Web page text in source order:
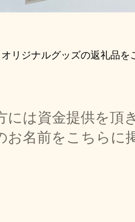
オリジナルグッズの返礼品を
には資金提供を頂
お名前をこちらに